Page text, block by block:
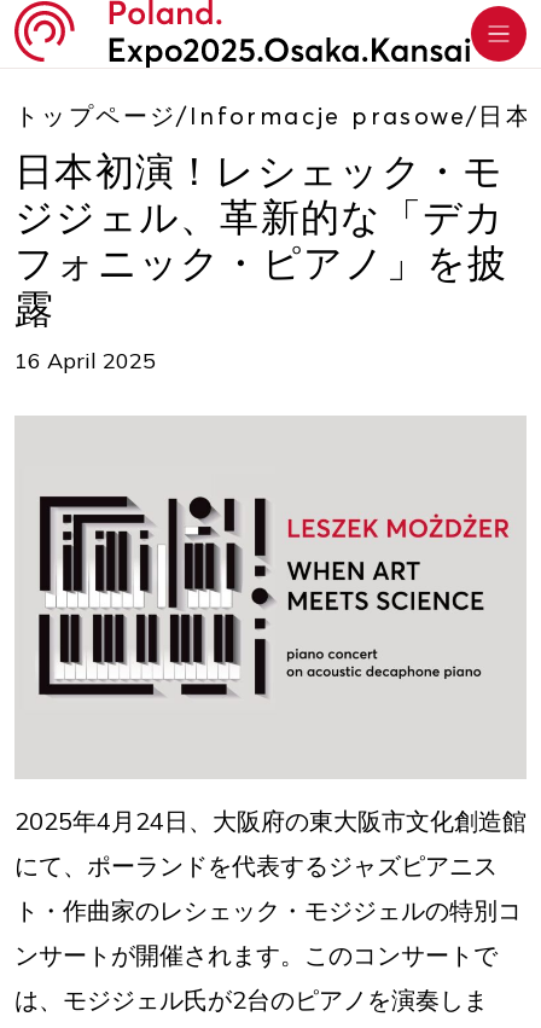
トップページ/Informacje prasowe/日
日本初演！レシェック・モ
ジジェル、革新的な「デカ
フォニック・ピアノ」を披
露
16 April 2025
2025年4月24日、大阪府の東大阪市文化創造館
にて、ポーランドを代表するジャズピアニス
ト・作曲家のレシェック・モジジェルの特別コ
ンサートが開催されます。このコンサートで
は、モジジェル氏が2台のピアノを演奏しま